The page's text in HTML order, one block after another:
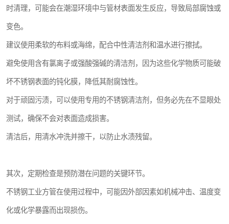
时清理，可能会在潮湿环境中与管材表面发生反应，导致局部腐蚀或
变色。
建议使用柔软的布料或海绵，配合中性清洁剂和温水进行擦拭。
避免使用含有氯离子或强酸强碱的清洁剂，因为这些化学物质可能破
坏不锈钢表面的钝化膜，降低其耐腐蚀性。
对于顽固污渍，可以使用专用的不锈钢清洁剂，但务必先在不显眼处
测试，确保不会对表面造成损害。
清洁后，用清水冲洗并擦干，以防止水渍残留。
其次，定期检查是预防潜在问题的关键环节。
不锈钢工业方管在使用过程中，可能因外部因素如机械冲击、温度变
化或化学暴露而出现损伤。